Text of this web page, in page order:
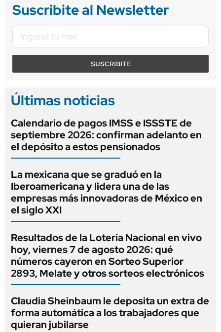
Suscribite al Newsletter
SUSCRIBITE
Últimas noticias
Calendario de pagos IMSS e ISSSTE de
septiembre 2026: confirman adelanto en
el depósito a estos pensionados
La mexicana que se graduó en la
Iberoamericana y lidera una de las
empresas más innovadoras de México en
el siglo XXI
Resultados de la Lotería Nacional en vivo
hoy, viernes 7 de agosto 2026: qué
números cayeron en Sorteo Superior
2893, Melate y otros sorteos electrónicos
Claudia Sheinbaum le deposita un extra de
forma automática a los trabajadores que
quieran jubilarse